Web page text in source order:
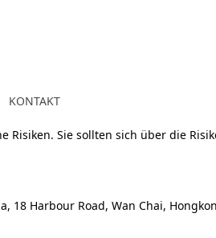
KONTAKT
Sie sollten sich über die
18 Harbour Road, Wan Chai,